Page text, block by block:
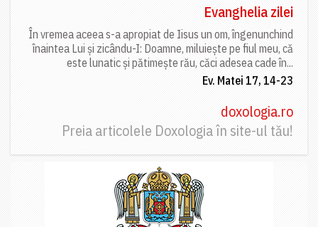
Evanghelia zilei
În vremea aceea s-a apropiat de Iisus un om, îngenunchind
înaintea Lui și zicându-I: Doamne, miluiește pe fiul meu, că
este lunatic și pătimește rău, căci adesea cade în...
Ev. Matei 17, 14-23
doxologia.ro
Preia articolele Doxologia în site-ul tău!